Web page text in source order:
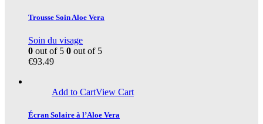
Trousse Soin Aloe Vera
Soin du visage
0 out of 5 0 out of 5
€93.49
Add to CartView Cart
Écran Solaire à l’Aloe Vera